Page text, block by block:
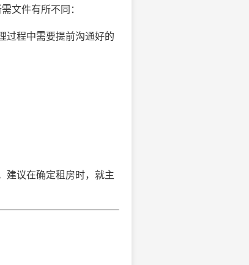
文件有所不同：
过程中需要提前沟通好的
建议在确定租房时，就主